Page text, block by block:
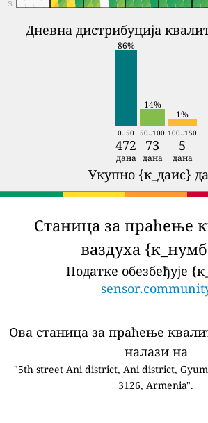
S
Дневна дистрибуција
86%
14%
1%
0..50 50..100 100..150
472 73 5
дана дана дана
Укупно {к_даис}
Станица за праћење
ваздуха
Податке обезбеђује
Ова станица за праћење
налази на
"5th street Ani district, Ani district,
3126, Armenia".